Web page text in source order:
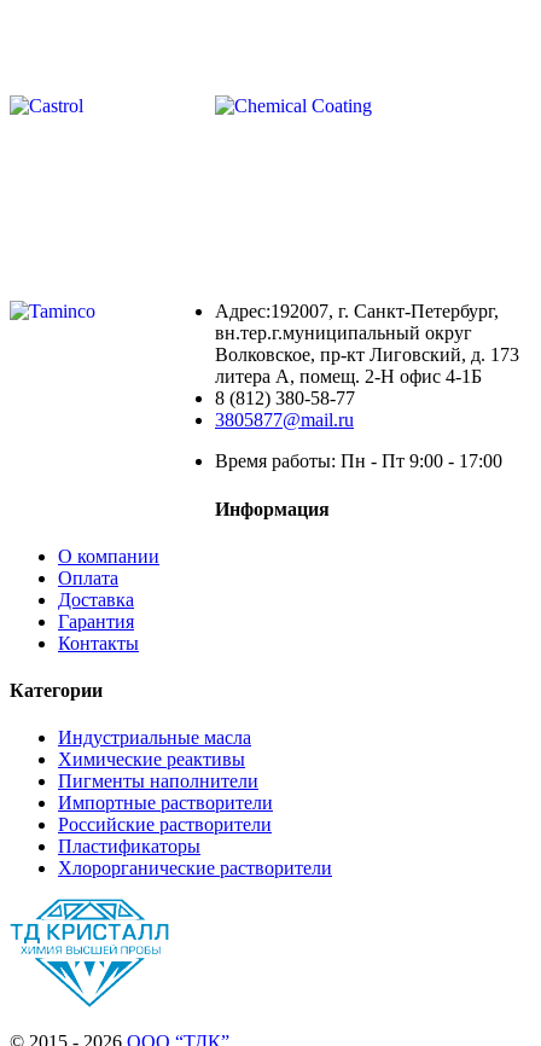
Адрес:192007, г. Санкт-Петербург,
вн.тер.г.муниципальный округ
Волковское, пр-кт Лиговский, д. 173
литера А, помещ. 2-Н офис 4-1Б
8 (812) 380-58-77
3805877@mail.ru
Время работы: Пн - Пт 9:00 - 17:00
Информация
О компании
Оплата
Доставка
Гарантия
Контакты
Категории
Индустриальные масла
Химические реактивы
Пигменты наполнители
Импортные растворители
Российские растворители
Пластификаторы
Хлорорганические растворители